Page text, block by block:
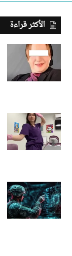
يفكك
جذور
العنف
الأسري
الأكثر قراءة